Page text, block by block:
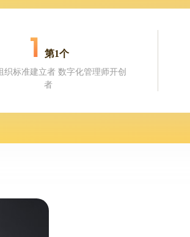
1 第1个
织标准建立者 数字化管理师开创
者